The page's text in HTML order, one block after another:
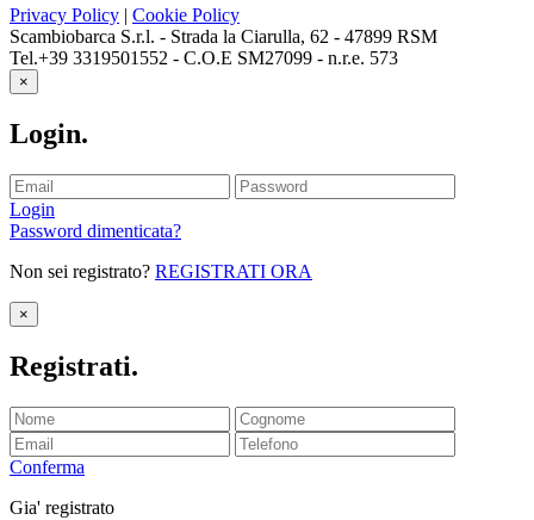
Privacy Policy | Cookie Policy
Scambiobarca S.r.l. - Strada la Ciarulla, 62 - 47899 RSM
Tel.+39 3319501552 - C.O.E SM27099 - n.r.e. 573
×
Login.
Login
Password dimenticata?
Non sei registrato? REGISTRATI ORA
×
Registrati.
Conferma
Gia' registrato